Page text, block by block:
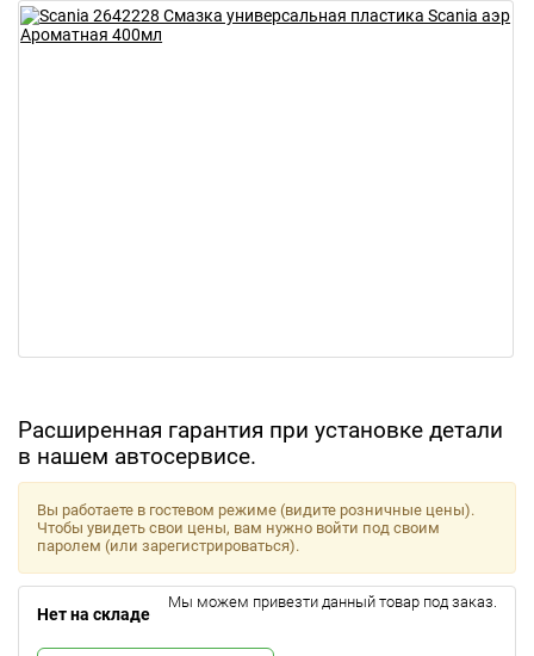
Расширенная гарантия при установке детали
в нашем автосервисе.
Вы работаете в гостевом режиме (видите розничные цены).
Чтобы увидеть свои цены, вам нужно войти под своим
паролем (или зарегистрироваться).
Нет на складе
Мы можем привезти данный товар под заказ.